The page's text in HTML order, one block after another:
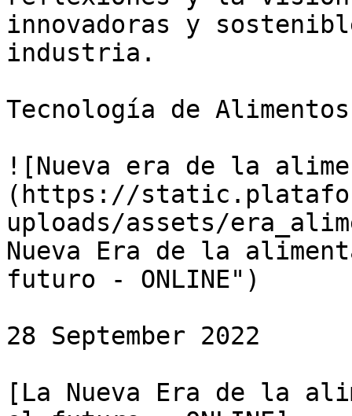
innovadoras y
industria.
Tecnología de Alimentos
![Nueva era de la
(https://
uploads/assets/
Nueva Era de la
futuro - ONLINE")
28 September 2022
[La Nueva Era de la